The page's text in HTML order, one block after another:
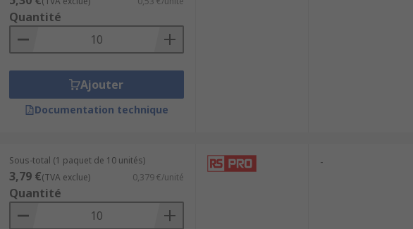
Quantité
Ajouter
Documentation technique
Sous-total (1 paquet de 10 unités)
3,79 €(TVA exclue) 0,379 €/unité
Quantité
-